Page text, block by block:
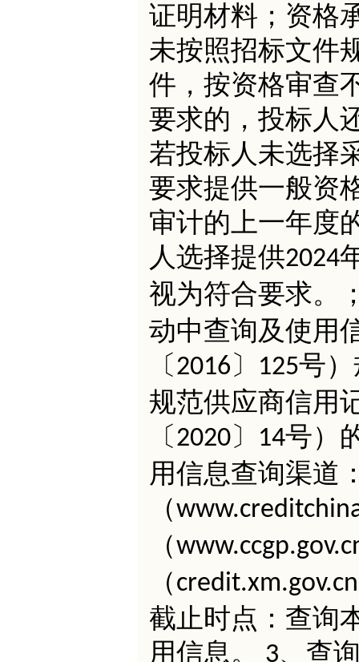
证明材料；资格
未按照招标文件
件，按资格审查
要求的，投标人
若投标人未选择
要求提供一般资
审计的上一年度
人选择提供2024
视为符合要求。
动中查询及使用
〔 2016 〕 125号
规范供应商信用
〔 2020 〕 14号）
用信息查询渠道
（
（
（credit.xm.gov.cn
截止时点：查询
用信息。 3、查